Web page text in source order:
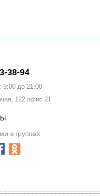
38-94
9:00 до 21:00
122 офис 21
в группах